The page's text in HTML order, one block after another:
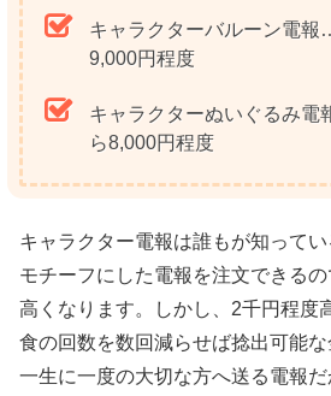
キャラクターバルーン電
9,000円程度
キャラクターぬいぐるみ
ら8,000円程度
キャラクター電報は誰もが知って
モチーフにした電報を注文できる
高くなります。しかし、2千円程度
食の回数を数回減らせば捻出可能な
一生に一度の大切な方へ送る電報